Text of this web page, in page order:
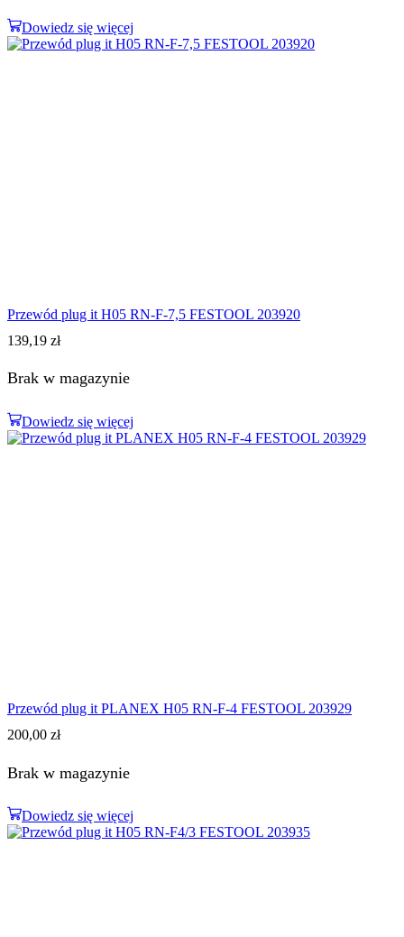
Dowiedz się więcej
Przewód plug it H05 RN-F-7,5 FESTOOL 203920
139,19 zł
Brak w magazynie
Dowiedz się więcej
Przewód plug it PLANEX H05 RN-F-4 FESTOOL 203929
200,00 zł
Brak w magazynie
Dowiedz się więcej